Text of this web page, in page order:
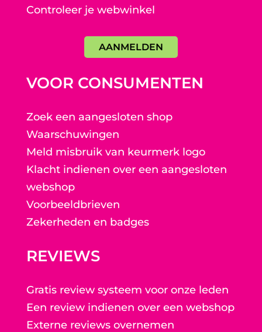
Controleer je webwinkel
AANMELDEN
VOOR CONSUMENTEN
Zoek een aangesloten shop
Waarschuwingen
Meld misbruik van keurmerk logo
Klacht indienen over een aangesloten
webshop
Voorbeeldbrieven
Zekerheden en badges
REVIEWS
Gratis review systeem voor onze leden
Een review indienen over een webshop
Externe reviews overnemen